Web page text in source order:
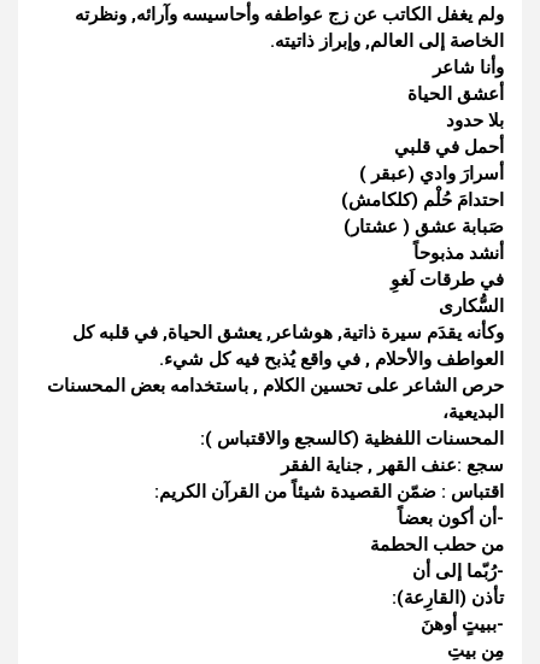
ولم يغفل الكاتب عن زج عواطفه وأحاسيسه وآرائه, ونظرته
الخاصة إلى العالم, وإبراز ذاتيته.
وأنا شاعر
أعشق الحياة
بلا حدود
أحمل في قلبي
أسرارَ وادي (عبقر )
احتدامَ حُلْم (كلكامش)
صَبابة عشق ( عشتار)
أنشد مذبوحاً
في طرقات لَغوِ
السُّكارى
وكأنه يقدَم سيرة ذاتية, هوشاعر, يعشق الحياة, في قلبه كل
العواطف والأحلام , في واقع يُذبح فيه كل شيء.
حرص الشاعر على تحسين الكلام , باستخدامه بعض المحسنات
البديعية،
المحسنات اللفظية (كالسجع والاقتباس ):
سجع :عنف القهر , جناية الفقر
اقتباس : ضمّن القصيدة شيئاً من القرآن الكريم:
-أن أكون بعضاً
من حطب الحطمة
-رُبّما إلى أن
تأذن (القارِعة):
-ببيتٍ أوهنَ
مِن بيتِ